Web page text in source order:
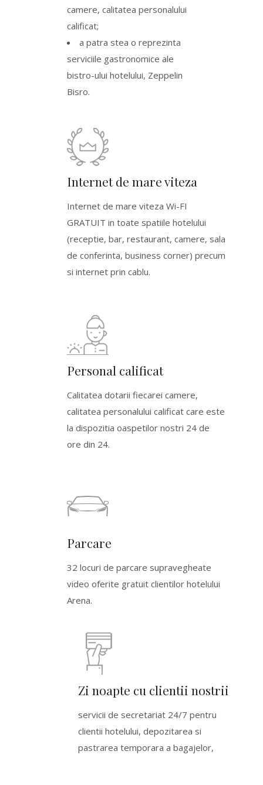
camere, calitatea personalului
calificat;
a patra stea o reprezinta
serviciile gastronomice ale
bistro-ului hotelului, Zeppelin
Bisro.
Internet de mare viteza
Internet de mare viteza Wi-FI
GRATUIT in toate spatiile hotelului
(receptie, bar, restaurant, camere, sala
de conferinta, business corner) precum
si internet prin cablu.
Personal calificat
Calitatea dotarii fiecarei camere,
calitatea personalului calificat care este
la dispozitia oaspetilor nostri 24 de
ore din 24.
Parcare
32 locuri de parcare supravegheate
video oferite gratuit clientilor hotelului
Arena.
Zi noapte cu clientii nostrii
servicii de secretariat 24/7 pentru
clientii hotelului, depozitarea si
pastrarea temporara a bagajelor,